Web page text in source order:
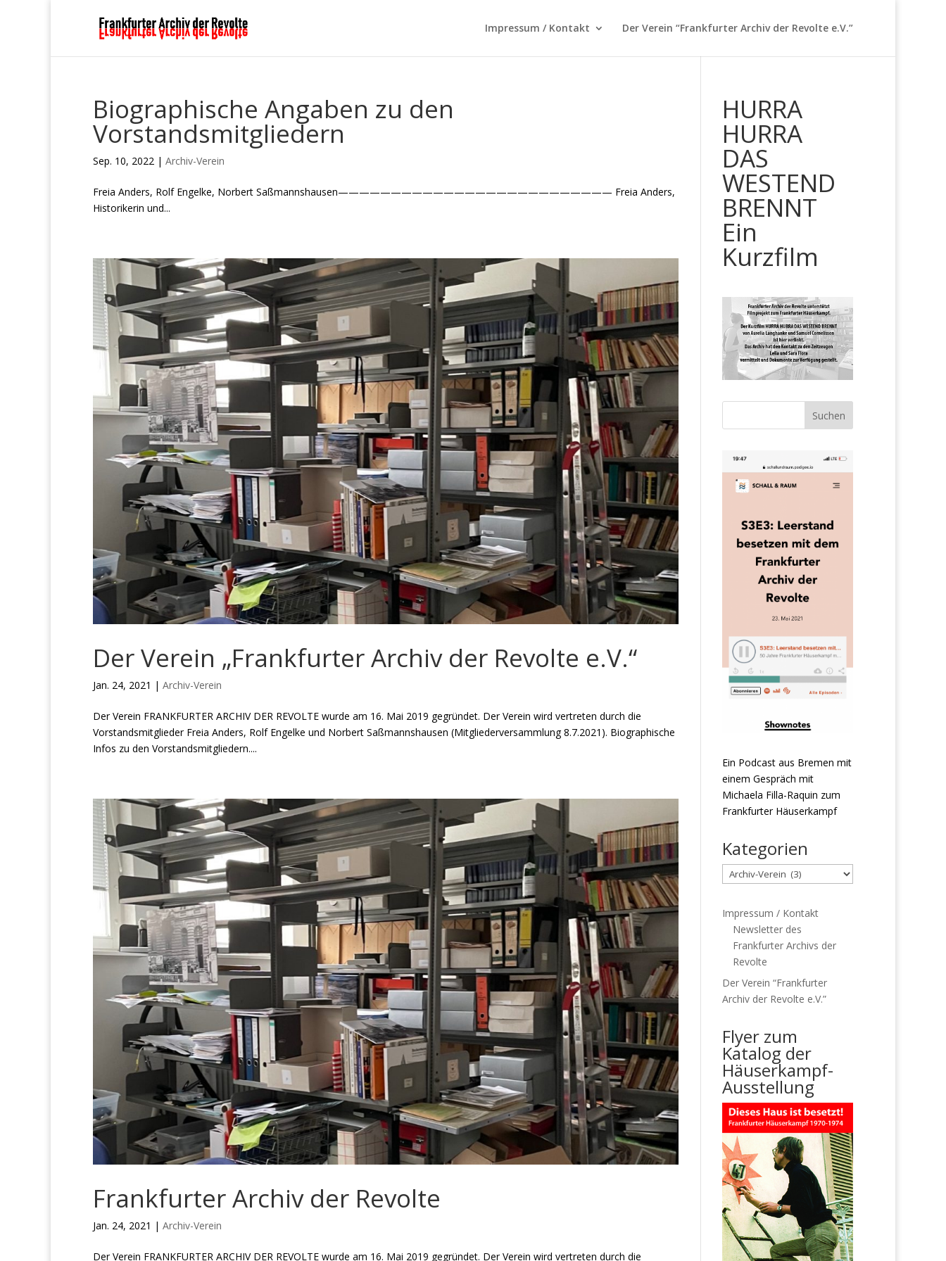
Impressum / Kontakt Der Verein “Frankfurter Archiv der Revolte e.V.”
Biographische Angaben zu den
Vorstandsmitgliedern
Sep. 10, 2022 | Archiv-Verein
Freia Anders, Rolf Engelke, Norbert Saßmannshausen—————————————————————————— Freia Anders,
Historikerin und...
Der Verein „Frankfurter Archiv der Revolte e.V.“
Jan. 24, 2021 | Archiv-Verein
Der Verein FRANKFURTER ARCHIV DER REVOLTE wurde am 16. Mai 2019 gegründet. Der Verein wird vertreten durch die
Vorstandsmitglieder Freia Anders, Rolf Engelke und Norbert Saßmannshausen (Mitgliederversammlung 8.7.2021). Biographische
Infos zu den Vorstandsmitgliedern....
Frankfurter Archiv der Revolte
Jan. 24, 2021 | Archiv-Verein
Der Verein FRANKFURTER ARCHIV DER REVOLTE wurde am 16. Mai 2019 gegründet. Der Verein wird vertreten durch die
HURRA
HURRA
DAS
WESTEND
BRENNT
Ein
Kurzfilm
Ein Podcast aus Bremen mit
einem Gespräch mit
Michaela Filla-Raquin zum
Frankfurter Häuserkampf
Kategorien
Kategorien
Impressum / Kontakt
Newsletter des
Frankfurter Archivs der
Revolte
Der Verein “Frankfurter
Archiv der Revolte e.V.”
Flyer zum
Katalog der
Häuserkampf-
Ausstellung